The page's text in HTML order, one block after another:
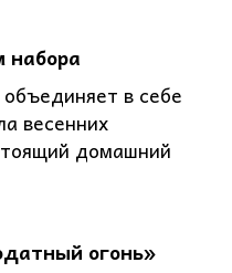
набора
в себе
весенних
домашний
огонь»